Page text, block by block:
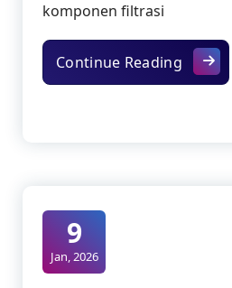
komponen filtrasi
Continue ReadingSolusi
9
Jan, 2026